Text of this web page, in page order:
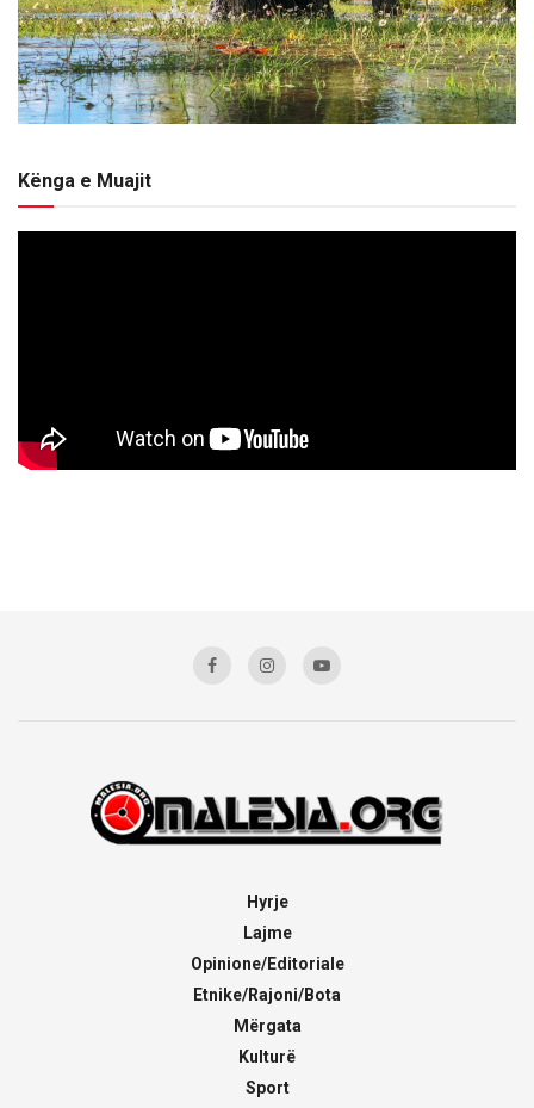
Kënga e Muajit
Hyrje
Lajme
Opinione/Editoriale
Etnike/Rajoni/Bota
Mërgata
Kulturë
Sport